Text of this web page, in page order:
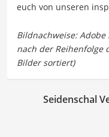
euch von unseren
Seidenschal